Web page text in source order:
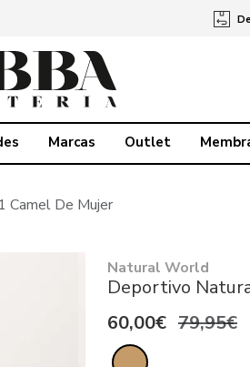
Marcas Outlet
De Mujer
Natural World
Deportivo
60,00€ 79,95€